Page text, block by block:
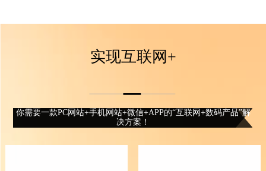
实现互联网+
你需要一款PC网站+手机网站+微信+APP的“互联网+数码产品”解
决方案！